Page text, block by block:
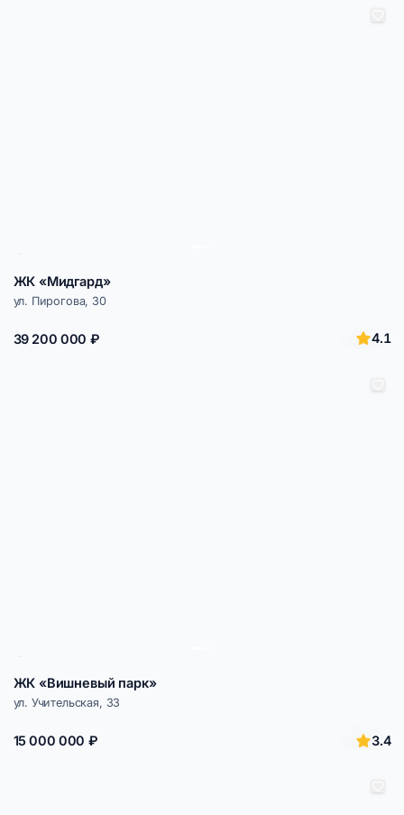
ЖК «Мидгард»
ул. Пирогова, 30
39 200 000 ₽ 4.1
ЖК «Вишневый парк»
ул. Учительская, 33
15 000 000 ₽ 3.4